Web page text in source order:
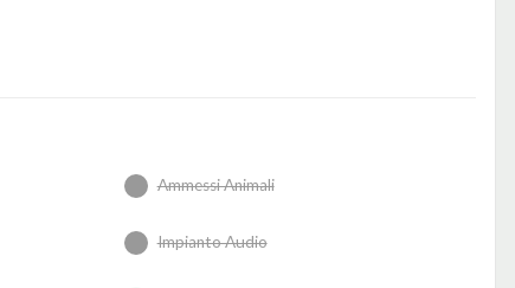
Ammessi Animali
Impianto Audio